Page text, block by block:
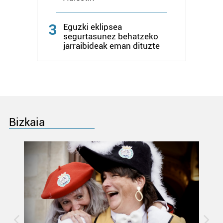
Bazkide batzuek ez dizute baimenik eskatzen, eta beren
interes komertzial legitimoetan babesten dira. Ikusi gure
bazkideen zerrenda, beren ustez zein helburutarako
duten interes legitimoa eta horren aurka nola egin
datuen atalean. Edozein unetan alda edo ken dezakezu
zure baimena Cookieen adierazpenean.
Webgune honek cookie propioak eta hirugarrenen cookie-
fitxategiak erabiltzen ditu. Zure esperientzia eta
zerbitzuak hobetzeko asmoz, cookie teknologiaz
baliatzen gara. Ohar hau onartuz gero, teknologia hori
erabiltzeko baimen esplizitua ematen diguzu.Gehiago
irakurri
3
Eguzki eklipsea
segurtasunez behatzeko
jarraibideak eman dituzte
Bizkaia